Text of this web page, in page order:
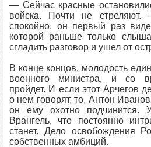
— Сейчас красные
войска. Почти не стреляют.
спокойно, он первый раз
которой раньше только
сгладить разговор и ушел от
В конце концов, молодость
военного министра, и со
пройдет. И если этот Арчегов
о нем говорят, то, Антон
он ему охотно подчинится.
Врангель, что постоянно
станет. Дело освобождения
собственных амбиций.